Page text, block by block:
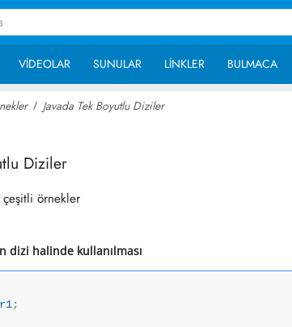
VIDEOLAR SUNULAR LINKLER BULMACA
Javada Tek Boyutlu Diziler
Diziler
örnekler
dizi halinde kullanılması
;